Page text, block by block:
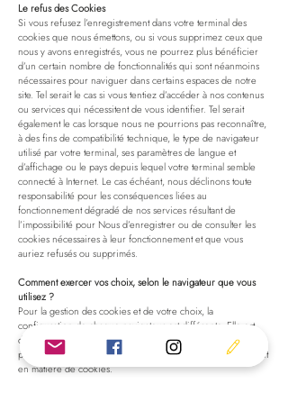
Le refus des Cookies
Si vous refusez l’enregistrement dans votre terminal des
cookies que nous émettons, ou si vous supprimez ceux que
nous y avons enregistrés, vous ne pourrez plus bénéficier
d’un certain nombre de fonctionnalités qui sont néanmoins
nécessaires pour naviguer dans certains espaces de notre
site. Tel serait le cas si vous tentiez d’accéder à nos contenus
ou services qui nécessitent de vous identifier. Tel serait
également le cas lorsque nous ne pourrions pas reconnaître,
à des fins de compatibilité technique, le type de navigateur
utilisé par votre terminal, ses paramètres de langue et
d’affichage ou le pays depuis lequel votre terminal semble
connecté à Internet. Le cas échéant, nous déclinons toute
responsabilité pour les conséquences liées au
fonctionnement dégradé de nos services résultant de
l’impossibilité pour Nous d’enregistrer ou de consulter les
cookies nécessaires à leur fonctionnement et que vous
auriez refusés ou supprimés.
Comment exercer vos choix, selon le navigateur que vous
utilisez ?
Pour la gestion des cookies et de votre choix, la
configuration de chaque navigateur est différente. Elle est
décrite dans le menu d’aide de votre navigateur, qui vous
permettra de savoir de quelle manière modifier votre souhait
en matière de cookies.